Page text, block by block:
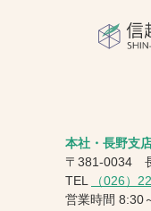
本社・長野支
〒381-0034
TEL
（026）
営業時間 8:30